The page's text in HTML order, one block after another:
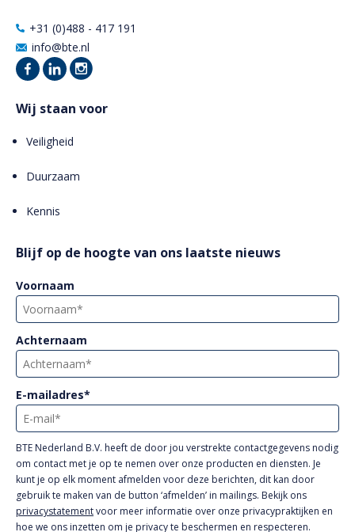
+31 (0)488 - 417 191
info@bte.nl
Wij staan voor
Veiligheid
Duurzaam
Kennis
Blijf op de hoogte van ons laatste nieuws
Voornaam
Achternaam
E-mailadres*
BTE Nederland B.V. heeft de door jou verstrekte contactgegevens nodig
om contact met je op te nemen over onze producten en diensten. Je
kunt je op elk moment afmelden voor deze berichten, dit kan door
gebruik te maken van de button ‘afmelden’ in mailings. Bekijk ons
privacystatementvoor meer informatie over onze privacypraktijken en
hoe we ons inzetten om je privacy te beschermen en respecteren.